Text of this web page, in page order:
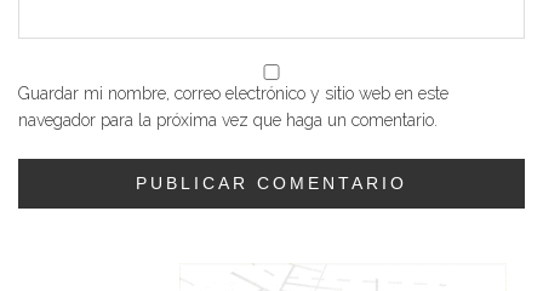
Guardar mi nombre, correo electrónico y sitio web en este
navegador para la próxima vez que haga un comentario.